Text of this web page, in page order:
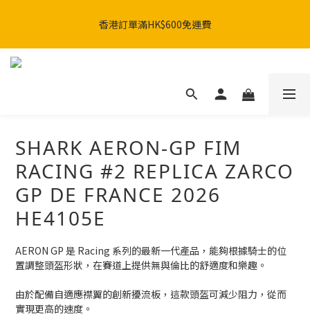
售。🚀
香港訂單滿HK$600免運費
SHARK x MotoGP 聯乘系列：AERON GP & AERON系列現已發
SHARK AERON-GP FIM
RACING #2 REPLICA ZARCO
GP DE FRANCE 2026
HE4105E
AERON GP 是 Racing 系列的最新一代產品，能夠根據騎士的位
置調整頭盔形狀，在賽道上提供無與倫比的舒適度和樂趣。
由於配備自適應襟翼的創新擾流板，這款頭盔可減少阻力，從而
實現更高的速度。